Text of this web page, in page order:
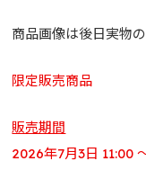
商品画像は後日実物
限定販売商品
販売期間
2026年7月3日 11:00